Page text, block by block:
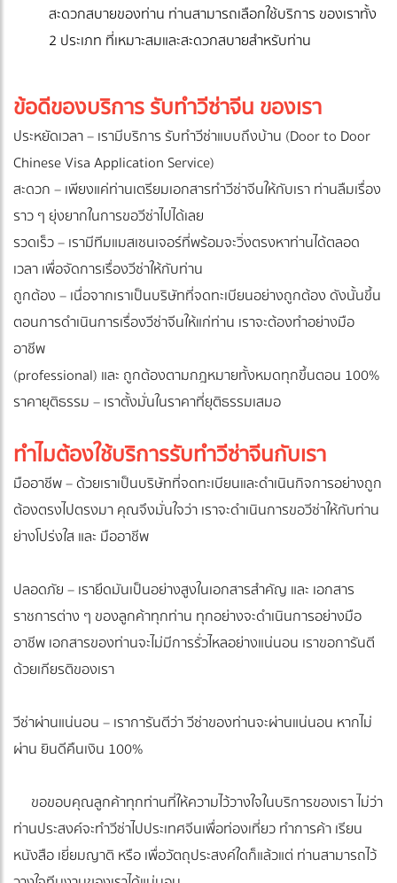
สะดวกสบายของท่าน ท่านสามารถเลือกใช้บริการ ของเราทั้ง
2 ประเภท ที่เหมาะสมและสะดวกสบายสำหรับท่าน
ข้อดีของบริการ รับทำวีซ่าจีน ของเรา
ประหยัดเวลา – เรามีบริการ รับทำวีซ่าแบบถึงบ้าน (Door to Door
Chinese Visa Application Service)
สะดวก – เพียงแค่ท่านเตรียมเอกสารทำวีซ่าจีนให้กับเรา ท่านลืมเรื่อง
ราว ๆ ยุ่งยากในการขอวีซ่าไปได้เลย
รวดเร็ว – เรามีทีมแมสเซนเจอร์ที่พร้อมจะวิ่งตรงหาท่านได้ตลอด
เวลา เพื่อจัดการเรื่องวีซ่าให้กับท่าน
ถูกต้อง – เนื่อจากเราเป็นบริษัทที่จดทะเบียนอย่างถูกต้อง ดังนั้นขึ้น
ตอนการดำเนินการเรื่องวีซ่าจีนให้แก่ท่าน เราจะต้องทำอย่างมือ
อาชีพ
(professional) และ ถูกต้องตามกฎหมายทั้งหมดทุกขึ้นตอน 100%
ราคายุติธรรม – เราตั้งมั่นในราคาที่ยุติธรรมเสมอ
ทำไมต้องใช้บริการรับทำวีซ่าจีนกับเรา
มืออาชีพ – ด้วยเราเป็นบริษัทที่จดทะเบียนและดำเนินกิจการอย่างถูก
ต้องตรงไปตรงมา คุณจึงมั่นใจว่า เราจะดำเนินการขอวีซ่าให้กับท่าน
ย่างโปร่งใส และ มืออาชีพ
ปลอดภัย – เรายึดมันเป็นอย่างสูงในเอกสารสำคัญ และ เอกสาร
ราชการต่าง ๆ ของลูกค้าทุกท่าน ทุกอย่างจะดำเนินการอย่างมือ
อาชีพ เอกสารของท่านจะไม่มีการรั่วไหลอย่างแน่นอน เราขอการันตี
ด้วยเกียรติของเรา
วีซ่าผ่านแน่นอน – เราการันตีว่า วีซ่าของท่านจะผ่านแน่นอน หากไม่
ผ่าน ยินดีคืนเงิน 100%
ขอขอบคุณลูกค้าทุกท่านที่ให้ความไว้วางใจในบริการของเรา ไม่ว่า
ท่านประสงค์จะทำวีซ่าไปประเทศจีนเพื่อท่องเที่ยว ทำการค้า เรียน
หนังสือ เยี่ยมญาติ หรือ เพื่อวัตถุประสงค์ใดก็แล้วแต่ ท่านสามารถไว้